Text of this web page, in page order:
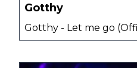
Gotthy
Gotthy - Let me go